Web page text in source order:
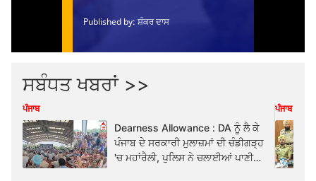
ਸਬੰਧਤ ਖਬਰਾਂ >>
ਪੰਜਾਬ
Dearness Allowance : DA ਨੂੰ ਲੈ ਕੇ
ਪੰਜਾਬ ਦੇ ਸਰਕਾਰੀ ਮੁਲਾਜ਼ਮਾਂ ਦੀ ਚੰਡੀਗੜ੍ਹ
'ਚ ਮਹਾਂਰੈਲੀ, ਪੁਲਿਸ ਨੇ ਚਲਾਈਆਂ ਪਾਣੀ
ਪੰਜਾਬ